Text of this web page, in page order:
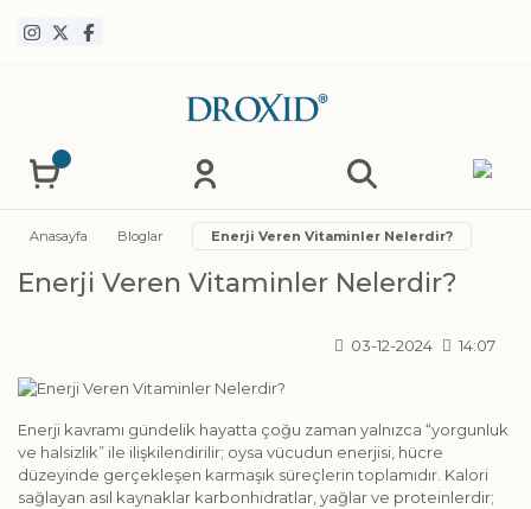
Anasayfa Bloglar Enerji Veren Vitaminler Nelerdir?
Enerji Veren Vitaminler Nelerdir?
03-12-2024 14:07
Enerji kavramı gündelik hayatta çoğu zaman yalnızca “yorgunluk
ve halsizlik” ile ilişkilendirilir; oysa vücudun enerjisi, hücre
düzeyinde gerçekleşen karmaşık süreçlerin toplamıdır. Kalori
sağlayan asıl kaynaklar karbonhidratlar, yağlar ve proteinlerdir;